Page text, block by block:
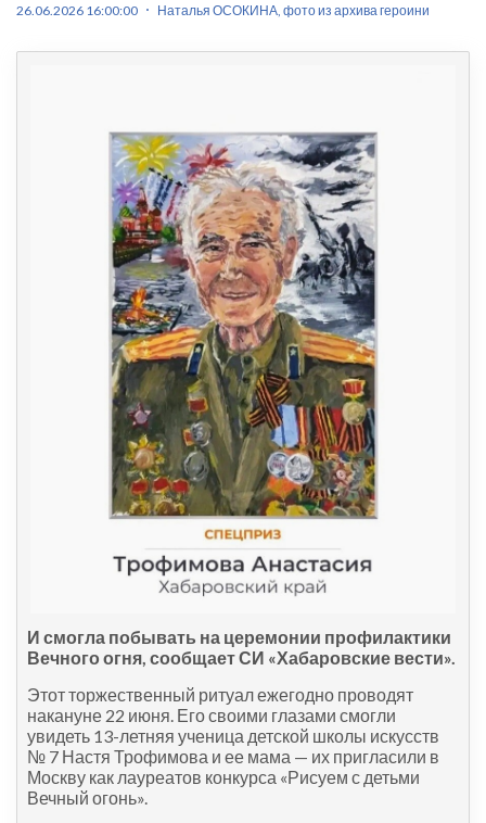
26.06.2026 16:00:00 Наталья ОСОКИНА, фото из архива героини
И смогла побывать на церемонии профилактики
Вечного огня, сообщает СИ «Хабаровские вести».
Этот торжественный ритуал ежегодно проводят
накануне 22 июня. Его своими глазами смогли
увидеть 13-летняя ученица детской школы искусств
№ 7 Настя Трофимова и ее мама — их пригласили в
Москву как лауреатов конкурса «Рисуем с детьми
Вечный огонь».